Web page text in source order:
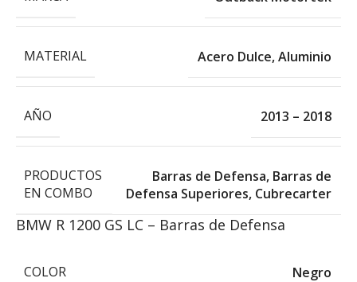
MATERIAL Acero Dulce,Aluminio
AÑO 2013 – 2018
PRODUCTOS
EN COMBO
Barras de Defensa, Barras de
Defensa Superiores, Cubrecarter
BMW R 1200 GS LC – Barras de Defensa
COLOR Negro